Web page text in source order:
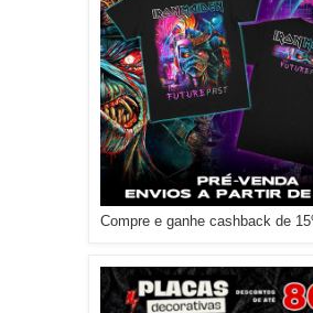
Compre e ganhe cashback de